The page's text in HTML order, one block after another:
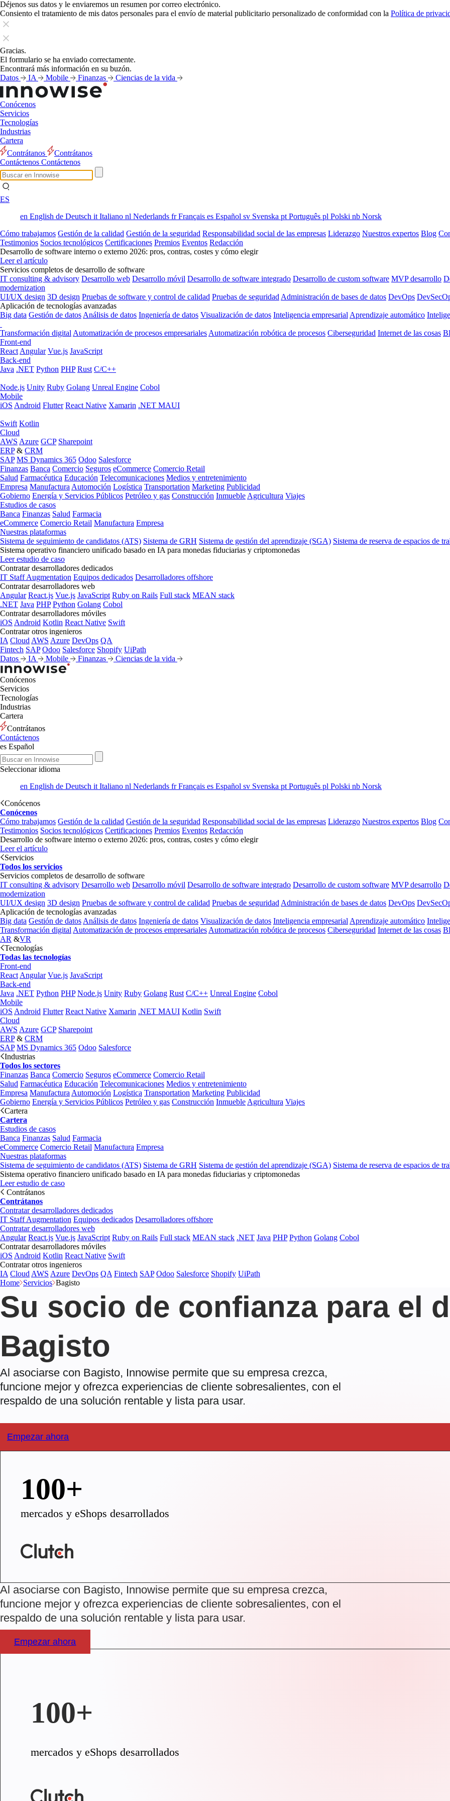
Déjenos sus datos y le enviaremos un resumen por correo electrónico.
Consiento el tratamiento de mis datos personales para el envío de material publicitario personalizado de conformidad con la Política de
Gracias.
El formulario se ha enviado correctamente.
Encontrará más información en su buzón.
Datos
IA Mobile Finanzas Ciencias de la vida
Conócenos
Servicios
Tecnologías
Industrias
Cartera
Contrátanos
Contrátanos
Contáctenos Contáctenos
ES
en English de Deutsch it Italiano nl Nederlands frFrançais es Español sv Svenska pt Português pl Polski nb Norsk
Cómo trabajamos Gestión de la calidad Gestión de la seguridad Responsabilidad social de las empresas Liderazgo Nuestros expertos Blog
Testimonios Socios tecnológicos Certificaciones Premios Eventos Redacción
Desarrollo de software interno o externo 2026: pros, contras, costes y cómo elegir
Leer el artículo
Servicios completos de desarrollo de software
IT consulting & advisory Desarrollo web Desarrollo móvil Desarrollo de software integrado Desarrollo de custom software MVP desarrollo
modernization
UI/UX design 3D design Pruebas de software y control de calidad Pruebas de seguridad Administración de bases de datos DevOps
Aplicación de tecnologías avanzadas
Big data Gestión de datos Análisis de datos Ingeniería de datos Visualización de datos Inteligencia empresarial Aprendizaje automático
Transformación digital Automatización de procesos empresariales Automatización robótica de procesos Ciberseguridad Internet de las cosas
Front-end
React Angular Vue.js JavaScript
Back-end
Java .NET Python PHP Rust C/C++
Node.js Unity Ruby Golang Unreal Engine Cobol
Mobile
iOS Android Flutter React Native Xamarin .NET MAUI
Swift Kotlin
Cloud
AWS Azure GCP Sharepoint
ERP& CRM
SAP MS Dynamics 365 Odoo Salesforce
Finanzas Banca Comercio Seguros eCommerce Comercio Retail
Salud Farmacéutica Educación Telecomunicaciones Medios y entretenimiento
Empresa Manufactura Automoción Logística Transportation Marketing Publicidad
Gobierno Energía y Servicios Públicos Petróleo y gas Construcción Inmueble Agricultura Viajes
Estudios de casos
Banca Finanzas Salud Farmacia
eCommerce Comercio Retail Manufactura Empresa
Nuestras plataformas
Sistema de seguimiento de candidatos (ATS) Sistema de GRH Sistema de gestión del aprendizaje (SGA) Sistema de reserva de espacios de
Sistema operativo financiero unificado basado en IA para monedas fiduciarias y criptomonedas
Leer estudio de caso
Contratar desarrolladores dedicados
IT Staff Augmentation Equipos dedicados Desarrolladores offshore
Contratar desarrolladores web
Angular React.js Vue.js JavaScript Ruby on Rails Full stack MEAN stack
.NET Java PHP Python Golang Cobol
Contratar desarrolladores móviles
iOS Android Kotlin React Native Swift
Contratar otros ingenieros
IA Cloud AWS Azure DevOps QA
Fintech SAP Odoo Salesforce Shopify UiPath
Datos
IA Mobile Finanzas Ciencias de la vida
Conócenos
Servicios
Tecnologías
Industrias
Cartera
Contrátanos
Contáctenos
es Español
Seleccionar idioma
en English de Deutsch it Italiano nl Nederlands frFrançais es Español sv Svenska pt Português pl Polski nb Norsk
Conócenos
Conócenos
Cómo trabajamos Gestión de la calidad Gestión de la seguridad Responsabilidad social de las empresas Liderazgo Nuestros expertos Blog
Testimonios Socios tecnológicos Certificaciones Premios Eventos Redacción
Desarrollo de software interno o externo 2026: pros, contras, costes y cómo elegir
Leer el artículo
Servicios
Todos los servicios
Servicios completos de desarrollo de software
IT consulting & advisory Desarrollo web Desarrollo móvil Desarrollo de software integrado Desarrollo de custom software MVP desarrollo
modernization
UI/UX design 3D design Pruebas de software y control de calidad Pruebas de seguridad Administración de bases de datos DevOps
Aplicación de tecnologías avanzadas
Big data Gestión de datos Análisis de datos Ingeniería de datos Visualización de datos Inteligencia empresarial Aprendizaje automático
Transformación digital Automatización de procesos empresariales Automatización robótica de procesos Ciberseguridad Internet de las cosas
AR &VR
Tecnologías
Todas las tecnologías
Front-end
React Angular Vue.js JavaScript
Back-end
Java .NET Python PHP Node.js Unity Ruby Golang Rust C/C++ Unreal Engine Cobol
Mobile
iOS Android Flutter React Native Xamarin .NET MAUI Kotlin Swift
Cloud
AWS Azure GCP Sharepoint
ERP& CRM
SAP MS Dynamics 365 Odoo Salesforce
Industrias
Todos los sectores
Finanzas Banca Comercio Seguros eCommerce Comercio Retail
Salud Farmacéutica Educación Telecomunicaciones Medios y entretenimiento
Empresa Manufactura Automoción Logística Transportation Marketing Publicidad
Gobierno Energía y Servicios Públicos Petróleo y gas Construcción Inmueble Agricultura Viajes
Cartera
Cartera
Estudios de casos
Banca Finanzas Salud Farmacia
eCommerce Comercio Retail Manufactura Empresa
Nuestras plataformas
Sistema de seguimiento de candidatos (ATS) Sistema de GRH Sistema de gestión del aprendizaje (SGA) Sistema de reserva de espacios de
Sistema operativo financiero unificado basado en IA para monedas fiduciarias y criptomonedas
Leer estudio de caso
Contrátanos
Contrátanos
Contratar desarrolladores dedicados
IT Staff Augmentation Equipos dedicados Desarrolladores offshore
Contratar desarrolladores web
Angular React.js Vue.js JavaScript Ruby on Rails Full stack MEAN stack .NET Java PHP Python Golang Cobol
Contratar desarrolladores móviles
iOS Android Kotlin React Native Swift
Contratar otros ingenieros
IA Cloud AWS Azure DevOps QA Fintech SAP Odoo Salesforce Shopify UiPath
Home Servicios Bagisto
Su socio de confianza para el
Bagisto
Al asociarse con Bagisto, Innowise permite que su empresa crezca,
funcione mejor y ofrezca experiencias de cliente sobresalientes, con el
respaldo de una solución rentable y lista para usar.
Empezar ahora
100+
mercados y eShops desarrollados
Al asociarse con Bagisto, Innowise permite que su empresa crezca,
funcione mejor y ofrezca experiencias de cliente sobresalientes, con el
respaldo de una solución rentable y lista para usar.
Empezar ahora
100+
mercados y eShops desarrollados